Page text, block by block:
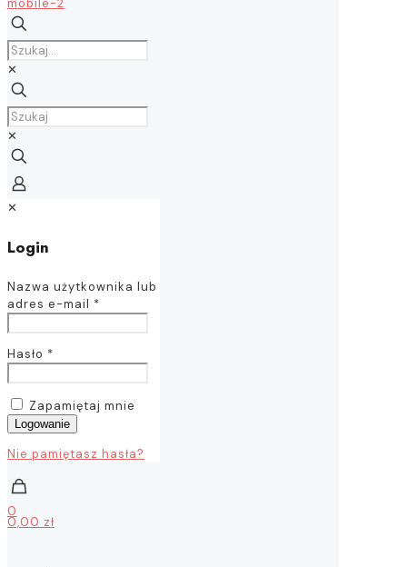
✕
✕
✕
Login
Nazwa użytkownika lub
adres e-mail *
Hasło *
Zapamiętaj mnie
Logowanie
Nie pamiętasz hasła?
0
0,00 zł